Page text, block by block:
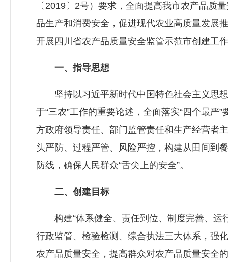
〔2019〕2号）要求，全面提高我市农产品质
品生产和消费安全，促进现代农业高质量发展
开展四川省农产品质量安全监管示范市创建工
一、指导思想
坚持以习近平新时代中国特色社会主义思想
于“三农”工作的重要论述，全面落实“四个最严
方政府领导责任、部门监管责任和生产经营者
头严防、过程严管、风险严控，构建从田间到
防线，确保人民群众“舌尖上的安全”。
二、创建目标
构建“体系健全、责任到位、制度完善、运
行政监管、检验检测、综合执法三大体系，强
农产品质量安全，提高群众对农产品质量安全